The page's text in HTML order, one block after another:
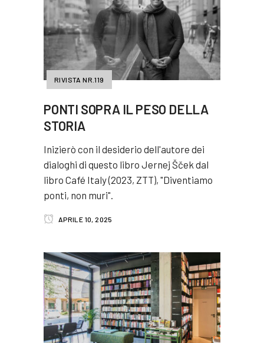
RIVISTA NR.119
PONTI SOPRA IL PESO DELLA
STORIA
Inizierò con il desiderio dell'autore dei
dialoghi di questo libro Jernej Šček dal
libro Café Italy (2023, ZTT), "Diventiamo
ponti, non muri".
APRILE 10, 2025